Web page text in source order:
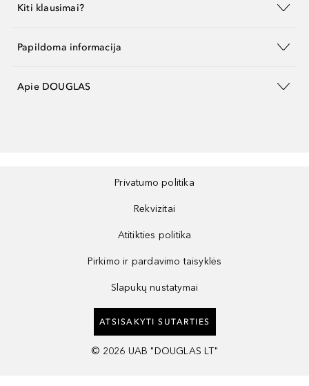
Kiti klausimai?
Papildoma informacija
Apie DOUGLAS
Privatumo politika
Rekvizitai
Atitikties politika
Pirkimo ir pardavimo taisyklės
Slapukų nustatymai
ATSISAKYTI SUTARTIES
© 2026 UAB "DOUGLAS LT"